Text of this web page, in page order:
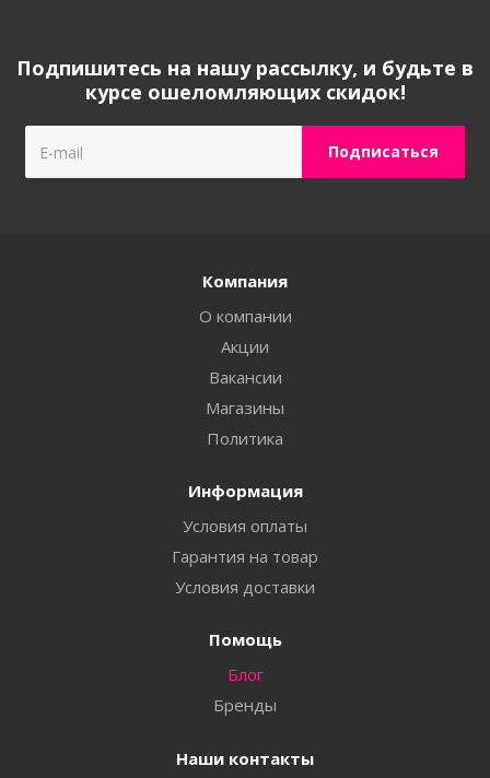
Подпишитесь на нашу рассылку, и будьте в
курсе ошеломляющих скидок!
Компания
О компании
Акции
Вакансии
Магазины
Политика
Информация
Условия оплаты
Гарантия на товар
Условия доставки
Помощь
Блог
Бренды
Наши контакты